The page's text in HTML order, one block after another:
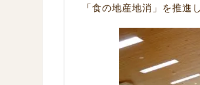
「食の地産地消」を推進